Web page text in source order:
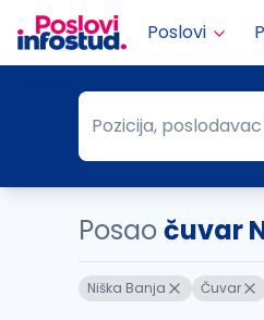
Poslovi
Pozicija, poslodavac
Pozicija,
Posaočuvar
Niška Banja Čuvar